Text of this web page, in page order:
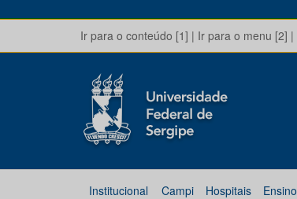
Ir para o conteúdo [1] | Ir para o menu [2] |
Institucional Campi Hospitais Ensino